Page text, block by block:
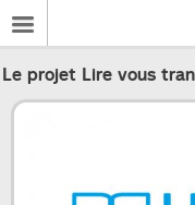
Le projet Lire vous